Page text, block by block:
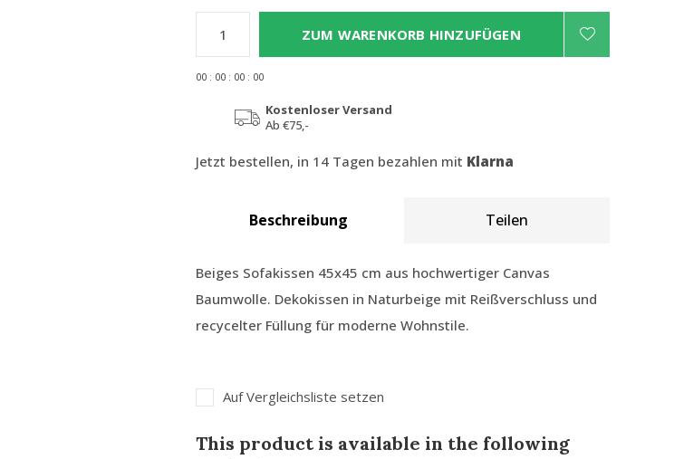
ZUM WARENKORB HINZUFÜGEN
00 : 00 : 00 : 00
Kostenloser Versand
Ab €75,-
Jetzt bestellen, in 14 Tagen bezahlen mit Klarna
Beschreibung Teilen
Beiges Sofakissen 45x45 cm aus hochwertiger Canvas
Baumwolle. Dekokissen in Naturbeige mit Reißverschluss und
recycelter Füllung für moderne Wohnstile.
Auf Vergleichsliste setzen
This product is available in the following